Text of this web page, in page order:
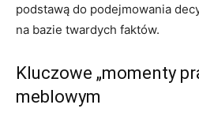
podstawą do podejmowania
na bazie twardych faktów.
Kluczowe „momenty
meblowym